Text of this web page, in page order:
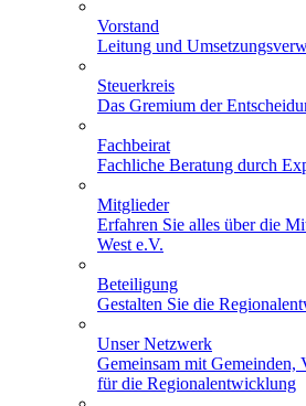
Vorstand
Leitung und
Steuerkreis
Das Gremium der
Fachbeirat
Fachliche Beratung durch
Mitglieder
Erfahren Sie alles über die
West e.V.
Beteiligung
Gestalten Sie die
Unser Netzwerk
Gemeinsam mit Gemeinden,
für die Regionalentwicklung